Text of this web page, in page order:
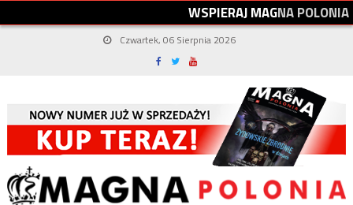
WSPIERAJMAGNAPOLONIA
Czwartek, 06 Sierpnia 2026